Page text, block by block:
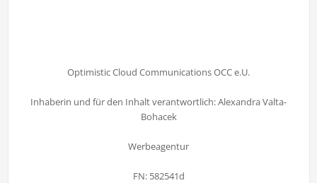
Optimistic Cloud Communications OCC e.U.
Inhaberin und für den Inhalt verantwortlich: Alexandra Valta-
Bohacek
Werbeagentur
FN: 582541d